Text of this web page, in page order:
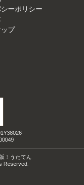
ーポリシー
プ
！うたてん
Reserved.